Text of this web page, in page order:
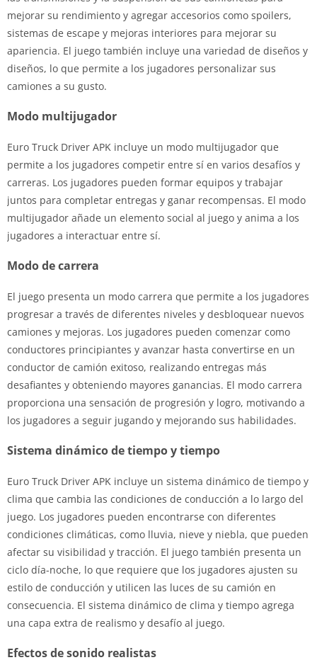
mejorar su rendimiento y agregar accesorios como spoilers,
sistemas de escape y mejoras interiores para mejorar su
apariencia. El juego también incluye una variedad de diseños y
diseños, lo que permite a los jugadores personalizar sus
camiones a su gusto.
Modo multijugador
Euro Truck Driver APK incluye un modo multijugador que
permite a los jugadores competir entre sí en varios desafíos y
carreras. Los jugadores pueden formar equipos y trabajar
juntos para completar entregas y ganar recompensas. El modo
multijugador añade un elemento social al juego y anima a los
jugadores a interactuar entre sí.
Modo de carrera
El juego presenta un modo carrera que permite a los jugadores
progresar a través de diferentes niveles y desbloquear nuevos
camiones y mejoras. Los jugadores pueden comenzar como
conductores principiantes y avanzar hasta convertirse en un
conductor de camión exitoso, realizando entregas más
desafiantes y obteniendo mayores ganancias. El modo carrera
proporciona una sensación de progresión y logro, motivando a
los jugadores a seguir jugando y mejorando sus habilidades.
Sistema dinámico de tiempo y tiempo
Euro Truck Driver APK incluye un sistema dinámico de tiempo y
clima que cambia las condiciones de conducción a lo largo del
juego. Los jugadores pueden encontrarse con diferentes
condiciones climáticas, como lluvia, nieve y niebla, que pueden
afectar su visibilidad y tracción. El juego también presenta un
ciclo día-noche, lo que requiere que los jugadores ajusten su
estilo de conducción y utilicen las luces de su camión en
consecuencia. El sistema dinámico de clima y tiempo agrega
una capa extra de realismo y desafío al juego.
Efectos de sonido realistas